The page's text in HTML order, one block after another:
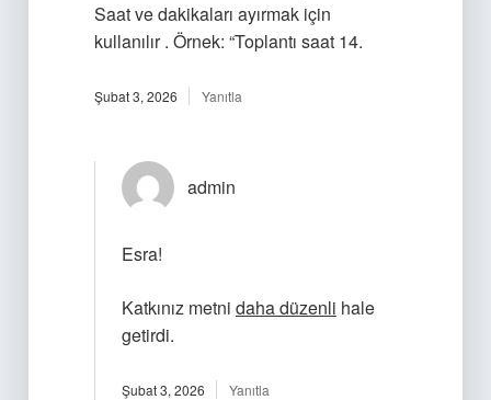
Saat ve dakikaları ayırmak için
kullanılır . Örnek: “Toplantı saat 14.
Şubat 3, 2026 Yanıtla
admin
Esra!
Katkınız metni daha düzenli hale
getirdi.
Şubat 3, 2026 Yanıtla